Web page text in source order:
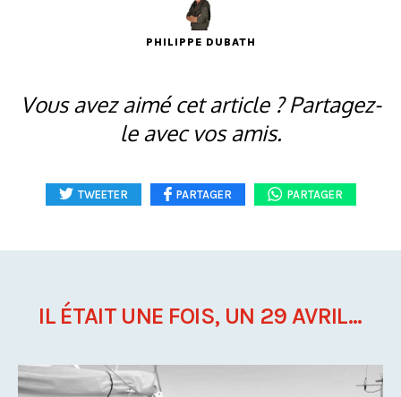
PHILIPPE DUBATH
Vous avez aimé cet article ? Partagez-
le avec vos amis.
TWEETER PARTAGER PARTAGER
IL ÉTAIT UNE FOIS, UN 29 AVRIL...